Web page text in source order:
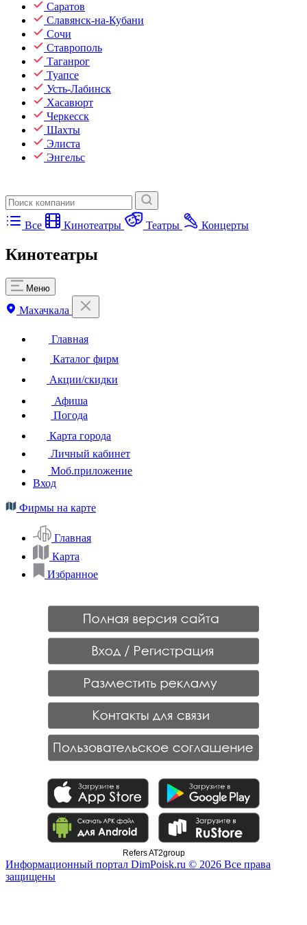
Саратов
Славянск-на-Кубани
Сочи
Ставрополь
Таганрог
Туапсе
Усть-Лабинск
Хасавюрт
Черкесск
Шахты
Элиста
Энгельс
Все Кинотеатры Театры Концерты
Кинотеатры
Меню
Махачкала
Главная
Каталог фирм
Акции/скидки
Афиша
Погода
Карта города
Личный кабинет
Моб.приложение
Вход
Фирмы на карте
Главная
Карта
Избранное
Refers AT2group
Информационный портал DimPoisk.ru © 2026 Все права
защищены